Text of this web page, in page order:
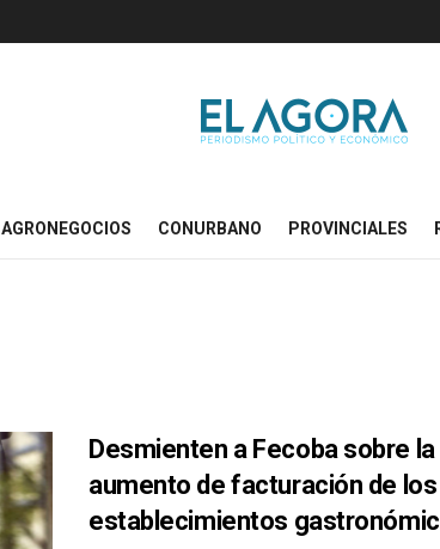
AGRONEGOCIOS CONURBANO PROVINCIALES
Desmienten a Fecoba sobre la
aumento de facturación de los
establecimientos